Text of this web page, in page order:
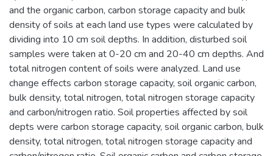
and the organic carbon, carbon storage capacity and bulk
density of soils at each land use types were calculated by
dividing into 10 cm soil depths. In addition, disturbed soil
samples were taken at 0-20 cm and 20-40 cm depths. And
total nitrogen content of soils were analyzed. Land use
change effects carbon storage capacity, soil organic carbon,
bulk density, total nitrogen, total nitrogen storage capacity
and carbon/nitrogen ratio. Soil properties affected by soil
depts were carbon storage capacity, soil organic carbon, bulk
density, total nitrogen, total nitrogen storage capacity and